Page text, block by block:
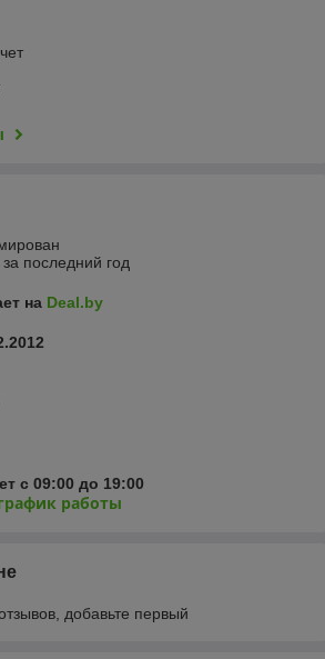
последний год
на Deal.by
с 09:00 до 19:00
работы
добавьте первый